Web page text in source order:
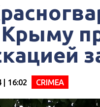
| 16:02 CRIMEA